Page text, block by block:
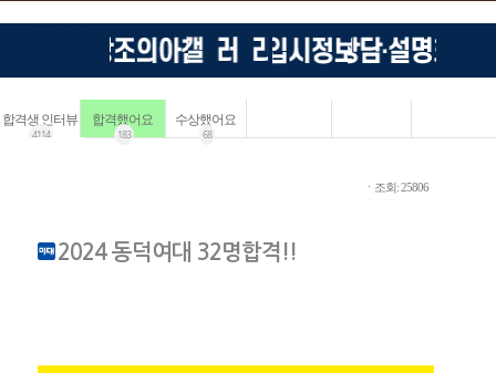
합격생 인터뷰
4114
합격했어요
183
수상했어요
68
ㆍ조회: 25806
2024 동덕여대 32명합격!!